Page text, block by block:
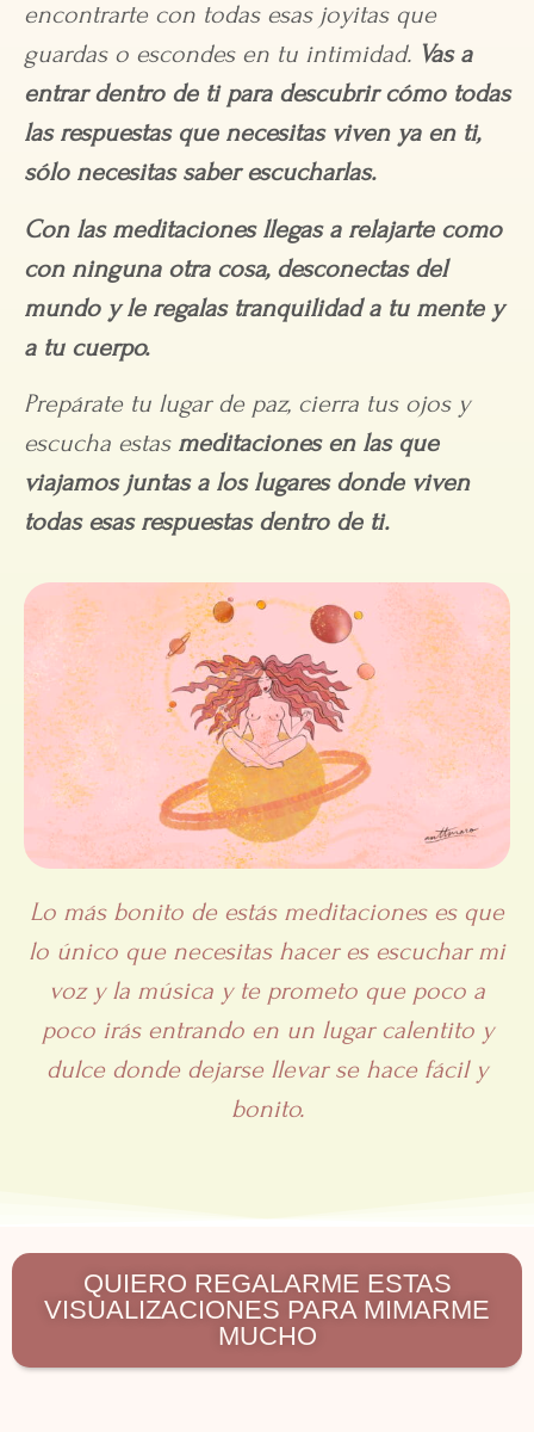
encontrarte con todas esas joyitas que
guardas o escondes en tu intimidad. Vas a
entrar dentro de ti para descubrir cómo todas
las respuestas que necesitas viven ya en ti,
sólo necesitas saber escucharlas.
Con las meditaciones llegas a relajarte como
con ninguna otra cosa, desconectas del
mundo y le regalas tranquilidad a tu mente y
a tu cuerpo.
Prepárate tu lugar de paz, cierra tus ojos y
escucha estas meditaciones en las que
viajamos juntas a los lugares donde viven
todas esas respuestas dentro de ti.
Lo más bonito de estás meditaciones es que
lo único que necesitas hacer es escuchar mi
voz y la música y te prometo que poco a
poco irás entrando en un lugar calentito y
dulce donde dejarse llevar se hace fácil y
bonito.
QUIERO REGALARME ESTAS
VISUALIZACIONES PARA MIMARME
MUCHO